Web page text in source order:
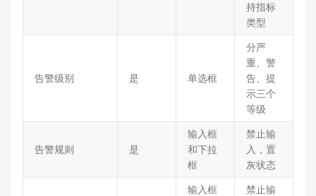
持指标
类型
告警级别 是 单选框
分严
重、警
告、提
示三个
等级
告警规则 是
输入框
和下拉
框
禁止输
入，置
灰状态
输入框
禁止输